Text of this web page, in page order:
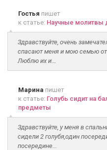
Гостья пишет
к статье: Научные
Здравствуйте, очень
спасают меня и мою семью от
Люблю их и...
Марина пишет
к статье: Голубь сидит на
предметы
Здравствуйте, у меня в
сидели 2 голубя,один
посередине...